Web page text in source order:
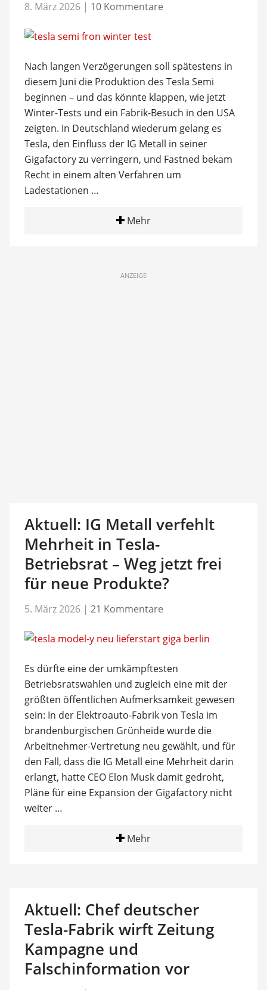
8. März 2026 | 10 Kommentare
Nach langen Verzögerungen soll spätestens in
diesem Juni die Produktion des Tesla Semi
beginnen – und das könnte klappen, wie jetzt
Winter-Tests und ein Fabrik-Besuch in den USA
zeigten. In Deutschland wiederum gelang es
Tesla, den Einfluss der IG Metall in seiner
Gigafactory zu verringern, und Fastned bekam
Recht in einem alten Verfahren um
Ladestationen …
Mehr
ANZEIGE
Aktuell: IG Metall verfehlt
Mehrheit in Tesla-
Betriebsrat – Weg jetzt frei
für neue Produkte?
5. März 2026 | 21 Kommentare
Es dürfte eine der umkämpftesten
Betriebsratswahlen und zugleich eine mit der
größten öffentlichen Aufmerksamkeit gewesen
sein: In der Elektroauto-Fabrik von Tesla im
brandenburgischen Grünheide wurde die
Arbeitnehmer-Vertretung neu gewählt, und für
den Fall, dass die IG Metall eine Mehrheit darin
erlangt, hatte CEO Elon Musk damit gedroht,
Pläne für eine Expansion der Gigafactory nicht
weiter …
Mehr
Aktuell: Chef deutscher
Tesla-Fabrik wirft Zeitung
Kampagne und
Falschinformation vor